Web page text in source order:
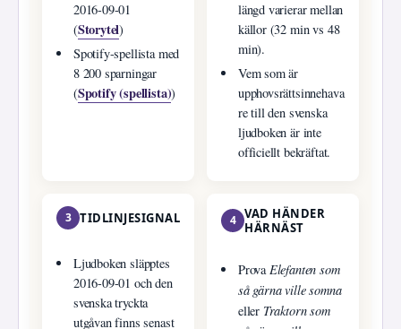
2016-09-01
(Storytel)
Spotify-spellista med
8 200 sparningar
(Spotify (spellista))
längd varierar mellan
källor (32 min vs 48
min).
Vem som är
upphovsrättsinnehava
re till den svenska
ljudboken är inte
officiellt bekräftat.
3 TIDLINJESIGNAL
Ljudboken släpptes
2016-09-01 och den
svenska tryckta
utgåvan finns senast
4 VAD HÄNDER
HÄRNÄST
ProvaElefanten som
så gärna ville somna
eller Traktorn som